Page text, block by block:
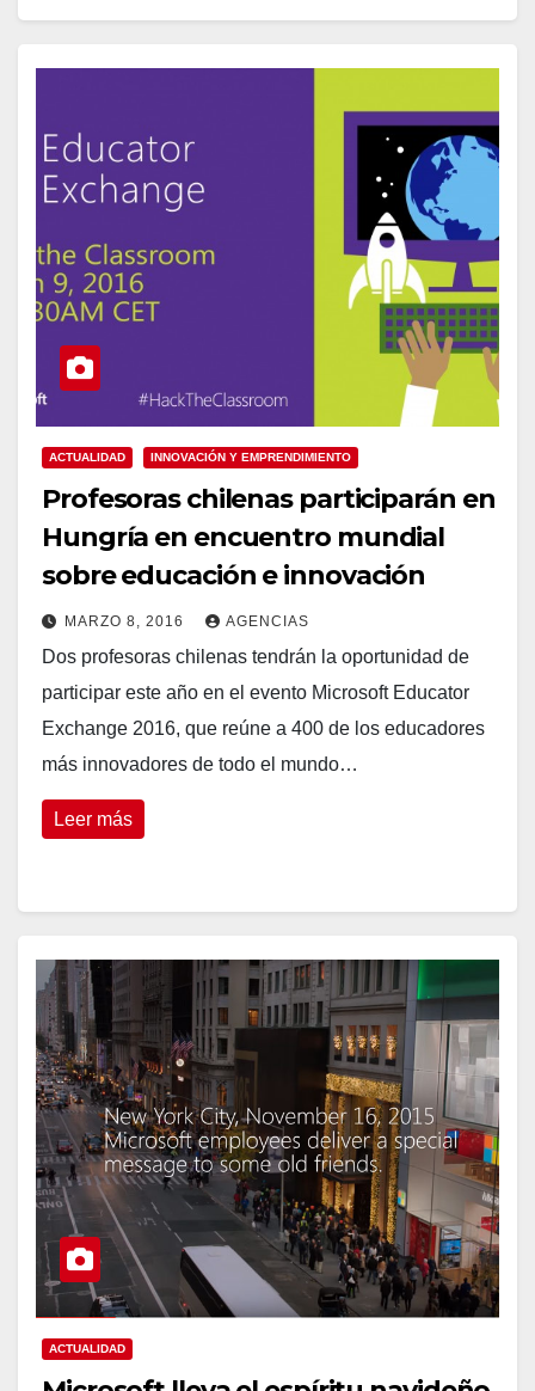
ACTUALIDAD INNOVACIÓN Y EMPRENDIMIENTO
Profesoras chilenas participarán en
Hungría en encuentro mundial
sobre educación e innovación
MARZO 8, 2016 AGENCIAS
Dos profesoras chilenas tendrán la oportunidad de
participar este año en el evento Microsoft Educator
Exchange 2016, que reúne a 400 de los educadores
más innovadores de todo el mundo…
Leer más
ACTUALIDAD